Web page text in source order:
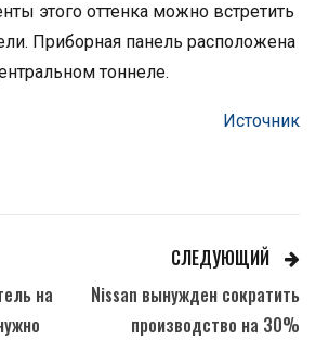
этого оттенка можно встретить
Приборная панель расположена
тоннеле.
Источник
на
СЛЕДУЮЩИЙ
Nissan вынужден сократить
производство на 30%